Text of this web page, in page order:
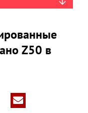
Z50 в